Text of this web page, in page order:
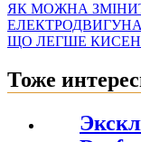
ЯК МОЖНА
ЕЛЕКТРОДВИГУНА
ЩО ЛЕГШЕ
Тоже